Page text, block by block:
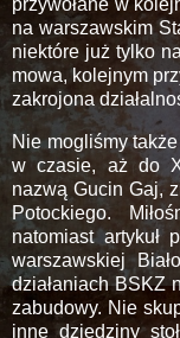
przywołane w
na warszawskim
niektóre już tylko
mowa, kolejnym
zakrojona
Nie mogliśmy
w czasie, aż do
nazwą Gucin Gaj,
Potockiego.
natomiast artykuł
warszawskiej
działaniach BSKZ
zabudowy. Nie
inne dziedziny